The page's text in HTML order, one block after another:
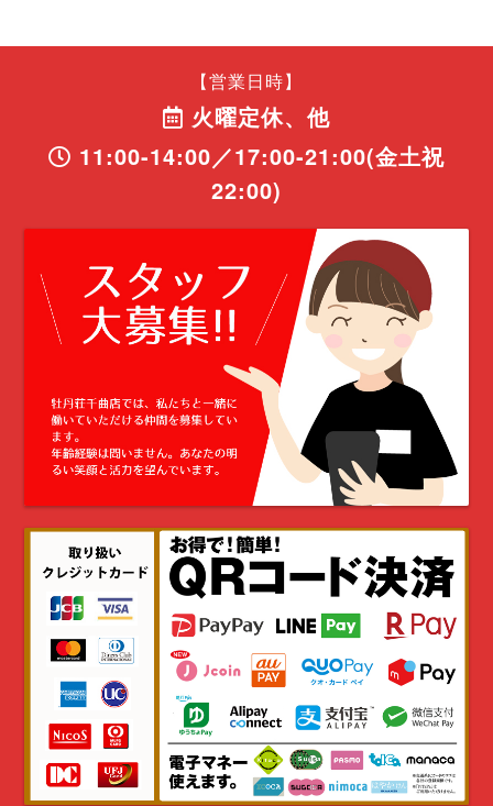
【営業日時】
火曜定休、他
11:00-14:00／17:00-21:00(金土祝
22:00)